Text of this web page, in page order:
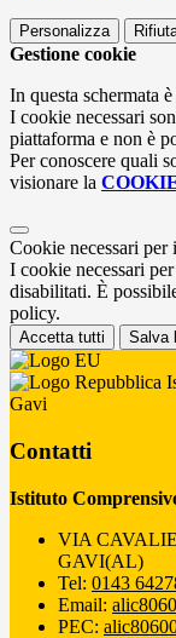
Personalizza
Gestione cookie
In questa schermata
I cookie necessari
piattaforma e non è
Per conoscere quali
visionare la
Cookie necessari
I cookie necessari
disabilitati. È
policy.
Accetta tutti Salva
Gavi
Contatti
Istituto
VIA
GAVI(AL)
Tel: 0143
Email:
PEC: